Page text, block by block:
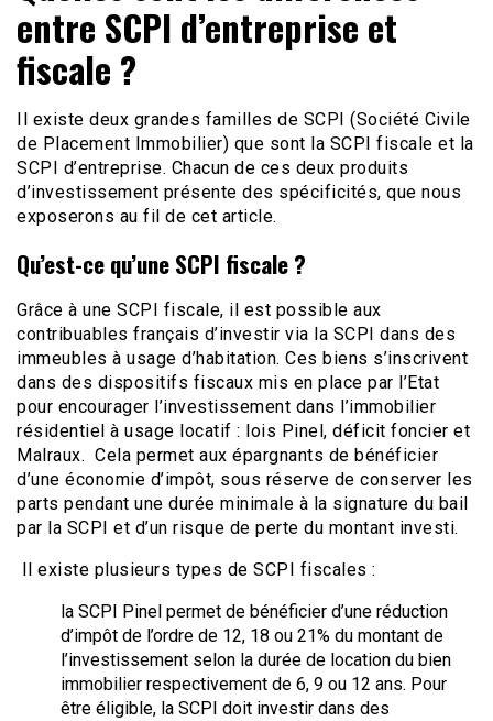
entre SCPI d’entreprise et
fiscale ?
Il existe deux grandes familles de SCPI (Société Civile
de Placement Immobilier) que sont la SCPI fiscale et la
SCPI d’entreprise. Chacun de ces deux produits
d’investissement présente des spécificités, que nous
exposerons au fil de cet article.
Qu’est-ce qu’une SCPI fiscale ?
Grâce à une SCPI fiscale, il est possible aux
contribuables français d’investir via la SCPI dans des
immeubles à usage d’habitation. Ces biens s’inscrivent
dans des dispositifs fiscaux mis en place par l’Etat
pour encourager l’investissement dans l’immobilier
résidentiel à usage locatif : lois Pinel, déficit foncier et
Malraux. Cela permet aux épargnants de bénéficier
d’une économie d’impôt, sous réserve de conserver les
parts pendant une durée minimale à la signature du bail
par la SCPI et d’un risque de perte du montant investi.
Il existe plusieurs types de SCPI fiscales :
la SCPI Pinel permet de bénéficier d’une réduction
d’impôt de l’ordre de 12, 18 ou 21% du montant de
l’investissement selon la durée de location du bien
immobilier respectivement de 6, 9 ou 12 ans. Pour
être éligible, la SCPI doit investir dans des